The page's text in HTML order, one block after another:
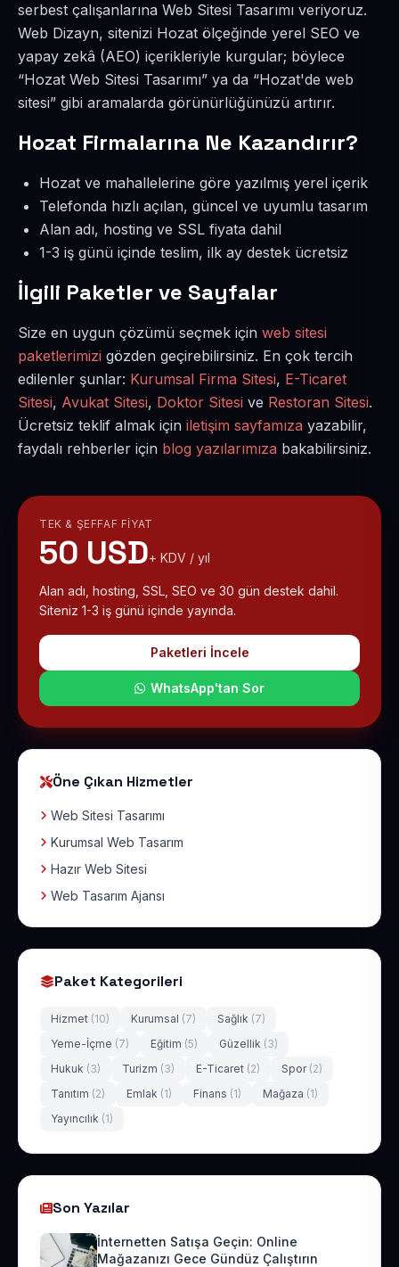
serbest çalışanlarına Web Sitesi Tasarımı veriyoruz.
Web Dizayn, sitenizi Hozat ölçeğinde yerel SEO ve
yapay zekâ (AEO) içerikleriyle kurgular; böylece
“Hozat Web Sitesi Tasarımı” ya da “Hozat'de web
sitesi” gibi aramalarda görünürlüğünüzü artırır.
Hozat Firmalarına Ne Kazandırır?
Hozat ve mahallelerine göre yazılmış yerel içerik
Telefonda hızlı açılan, güncel ve uyumlu tasarım
Alan adı, hosting ve SSL fiyata dahil
1-3 iş günü içinde teslim, ilk ay destek ücretsiz
İlgili Paketler ve Sayfalar
Size en uygun çözümü seçmek için web sitesi
paketlerimizi gözden geçirebilirsiniz. En çok tercih
edilenler şunlar: Kurumsal Firma Sitesi, E-Ticaret
Sitesi, Avukat Sitesi, Doktor Sitesi ve Restoran Sitesi.
Ücretsiz teklif almak için iletişim sayfamıza yazabilir,
faydalı rehberler için blog yazılarımıza bakabilirsiniz.
TEK & ŞEFFAF FIYAT
50 USD+ KDV / yıl
Alan adı, hosting, SSL, SEO ve 30 gün destek dahil.
Siteniz 1-3 iş günü içinde yayında.
Paketleri İncele
WhatsApp'tan Sor
Öne Çıkan Hizmetler
Web Sitesi Tasarımı
Kurumsal Web Tasarım
Hazır Web Sitesi
Web Tasarım Ajansı
Paket Kategorileri
Hizmet (10) Kurumsal (7) Sağlık (7)
Yeme-İçme (7) Eğitim (5) Güzellik (3)
Hukuk (3) Turizm (3) E-Ticaret (2) Spor (2)
Tanıtım (2) Emlak (1) Finans (1) Mağaza (1)
Yayıncılık (1)
Son Yazılar
İnternetten Satışa Geçin: Online
Mağazanızı Gece Gündüz Çalıştırın